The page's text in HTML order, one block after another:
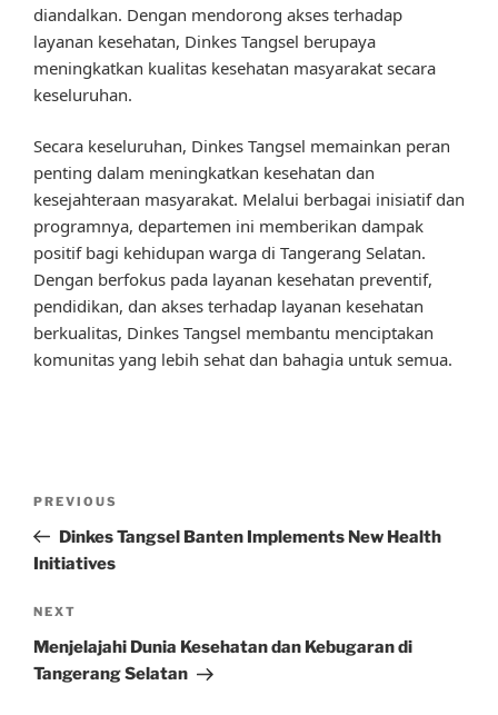
diandalkan. Dengan mendorong akses terhadap
layanan kesehatan, Dinkes Tangsel berupaya
meningkatkan kualitas kesehatan masyarakat secara
keseluruhan.
Secara keseluruhan, Dinkes Tangsel memainkan peran
penting dalam meningkatkan kesehatan dan
kesejahteraan masyarakat. Melalui berbagai inisiatif dan
programnya, departemen ini memberikan dampak
positif bagi kehidupan warga di Tangerang Selatan.
Dengan berfokus pada layanan kesehatan preventif,
pendidikan, dan akses terhadap layanan kesehatan
berkualitas, Dinkes Tangsel membantu menciptakan
komunitas yang lebih sehat dan bahagia untuk semua.
Previous
Post
PREVIOUS
Dinkes Tangsel Banten Implements New Health
Initiatives
Next
Post
NEXT
Menjelajahi Dunia Kesehatan dan Kebugaran di
Tangerang Selatan